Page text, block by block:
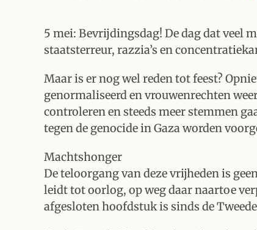
5 mei: Bevrijdingsdag! De dag dat veel
staatsterreur, razzia’s en
Maar is er nog wel reden tot feest?
genormaliseerd en vrouwenrechten
controleren en steeds meer stemmen
tegen de genocide in Gaza worden
Machtshonger
De teloorgang van deze vrijheden is
leidt tot oorlog, op weg daar naartoe
afgesloten hoofdstuk is sinds de